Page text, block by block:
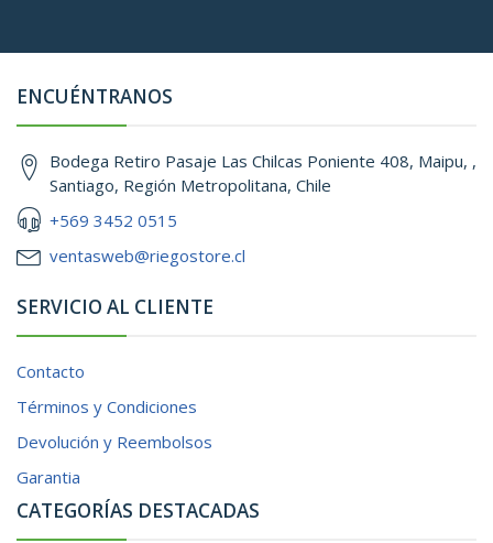
ENCUÉNTRANOS
Bodega Retiro Pasaje Las Chilcas Poniente 408, Maipu, ,
Santiago, Región Metropolitana, Chile
+569 3452 0515
ventasweb@riegostore.cl
SERVICIO AL CLIENTE
Contacto
Términos y Condiciones
Devolución y Reembolsos
Garantia
CATEGORÍAS DESTACADAS